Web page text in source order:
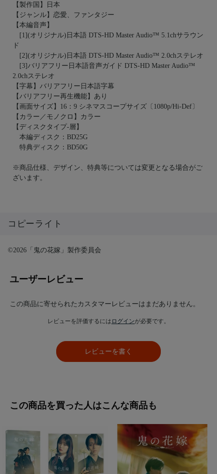
【製作国】日本
【ジャンル】恋愛、ファンタジー
【本編音声】
[1](オリジナル)日本語 DTS-HD Master Audio™ 5.1chサラウン
ド
[2](オリジナル)日本語 DTS-HD Master Audio™ 2.0chステレオ
[3]バリアフリー日本語音声ガイド DTS-HD Master Audio™
2.0chステレオ
【字幕】バリアフリー日本語字幕
【バリアフリー再生機能】あり
【画面サイズ】16：9 シネマスコープサイズ〔1080p/Hi-Def〕
【カラー／モノクロ】カラー
【ディスクタイプ-層】
本編ディスク：BD25G
特典ディスク：BD50G
※商品仕様、デザイン、特典等については変更となる場合がご
ざいます。
コピーライト
©2026「鬼の花嫁」製作委員会
ユーザーレビュー
この商品に寄せられたカスタマーレビューはまだありません。
レビューを評価するには ログインが必要です。
レビューを書く
この商品を買った人はこんな商品も